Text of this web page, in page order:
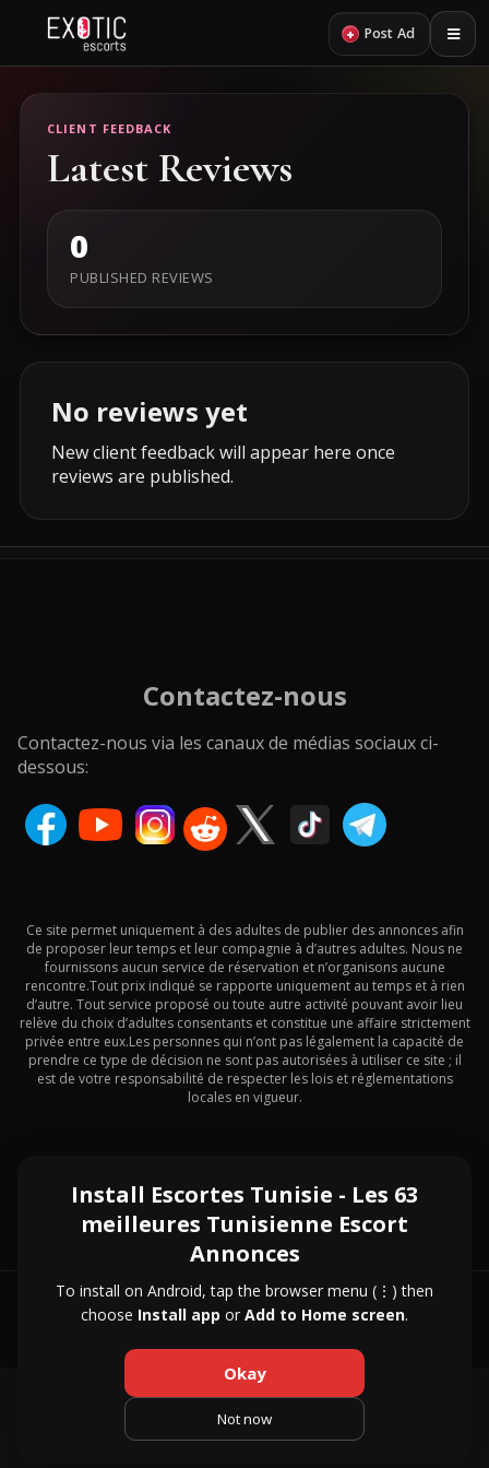
+ Post Ad
CLIENT FEEDBACK
Latest Reviews
0
PUBLISHED REVIEWS
No reviews yet
New client feedback will appear here once
reviews are published.
Contactez-nous
Contactez-nous via les canaux de médias sociaux ci-
dessous:
Ce site permet uniquement à des adultes de publier des annonces afin
de proposer leur temps et leur compagnie à d’autres adultes. Nous ne
fournissons aucun service de réservation et n’organisons aucune
rencontre.Tout prix indiqué se rapporte uniquement au temps et à rien
d’autre. Tout service proposé ou toute autre activité pouvant avoir lieu
relève du choix d’adultes consentants et constitue une affaire strictement
privée entre eux.Les personnes qui n’ont pas légalement la capacité de
prendre ce type de décision ne sont pas autorisées à utiliser ce site ; il
est de votre responsabilité de respecter les lois et réglementations
locales en vigueur.
© 2026 Escortes Tunisie – Les 63 meilleures Tunisienne Escort
Annonces
About Us | Contact Us | Privacy Policy
Pricing and Refund Policy
Install Escortes Tunisie - Les 63
meilleures Tunisienne Escort
Annonces
To install on Android, tap the browser menu (⋮) then
choose Install app or Add to Home screen.
Okay
Not now